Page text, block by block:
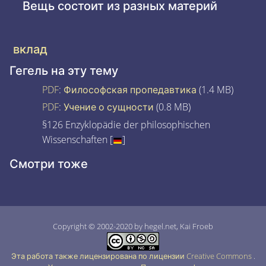
Вещь состоит из разных материй
вклад
Гегель на эту тему
PDF: Философская пропедавтика (1.4 MB)
PDF: Учение о сущности (0.8 MB)
§126 Enzyklopädie der philosophischen
Wissenschaften [
]
Смотри тоже
Copyright © 2002-2020 by hegel.net, Kai Froeb
Эта работа также лицензирована по лицензии Creative Commons .